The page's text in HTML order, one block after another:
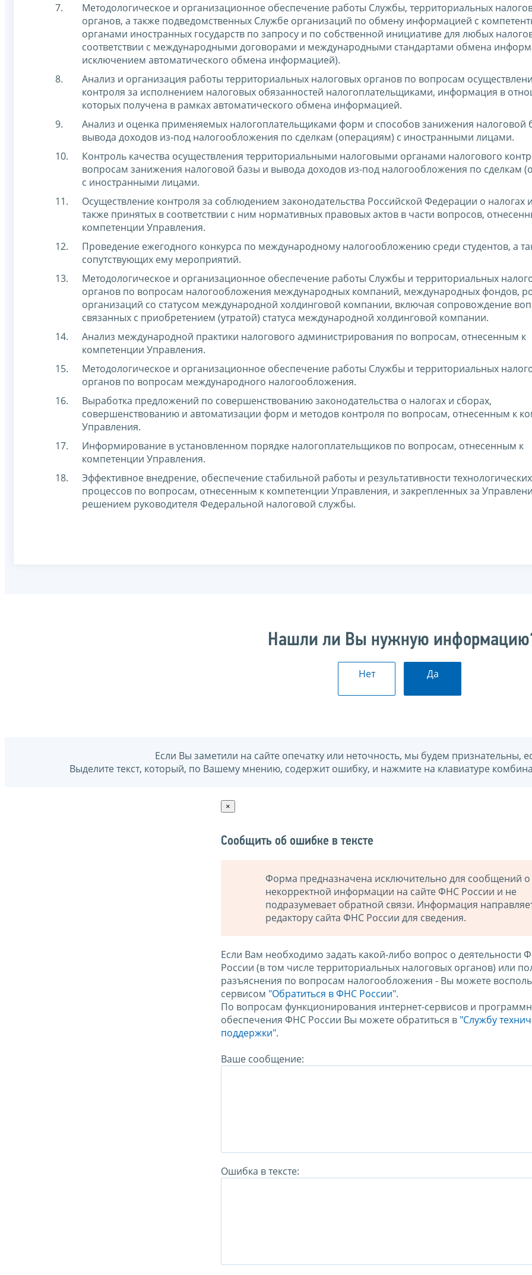
Методологическое и организационное обеспечение работы Службы, территориальных
органов, а также подведомственных Службе организаций по обмену информацией с
органами иностранных государств по запросу и по собственной инициативе для любых
соответствии с международными договорами и международными стандартами обмена
исключением автоматического обмена информацией).
Анализ и организация работы территориальных налоговых органов по вопросам
контроля за исполнением налоговых обязанностей налогоплательщиками, информация в
которых получена в рамках автоматического обмена информацией.
Анализ и оценка применяемых налогоплательщиками форм и способов занижения налоговой
вывода доходов из-под налогообложения по сделкам (операциям) с иностранными лицами.
Контроль качества осуществления территориальными налоговыми органами налогового
вопросам занижения налоговой базы и вывода доходов из-под налогообложения по сделкам
с иностранными лицами.
Осуществление контроля за соблюдением законодательства Российской Федерации о налогах
также принятых в соответствии с ним нормативных правовых актов в части вопросов,
компетенции Управления.
Проведение ежегодного конкурса по международному налогообложению среди студентов, а
сопутствующих ему мероприятий.
Методологическое и организационное обеспечение работы Службы и территориальных
органов по вопросам налогообложения международных компаний, международных фондов,
организаций со статусом международной холдинговой компании, включая сопровождение
связанных с приобретением (утратой) статуса международной холдинговой компании.
Анализ международной практики налогового администрирования по вопросам, отнесенным к
компетенции Управления.
Методологическое и организационное обеспечение работы Службы и территориальных
органов по вопросам международного налогообложения.
Выработка предложений по совершенствованию законодательства о налогах и сборах,
совершенствованию и автоматизации форм и методов контроля по вопросам, отнесенным к
Управления.
Информирование в установленном порядке налогоплательщиков по вопросам, отнесенным к
компетенции Управления.
Эффективное внедрение, обеспечение стабильной работы и результативности технологических
процессов по вопросам, отнесенным к компетенции Управления, и закрепленных за
решением руководителя Федеральной налоговой службы.
Нашли ли Вы нужную
Нет Да
Если Вы заметили на сайте опечатку или неточность, мы будем признательны,
Выделите текст, который, по Вашему мнению, содержит ошибку, и нажмите на клавиатуре
×
Сообщить об ошибке в тексте
Форма предназначена исключительно для сообщений о
некорректной информации на сайте ФНС России и не
подразумевает обратной связи. Информация
редактору сайта ФНС России для сведения.
Если Вам необходимо задать какой-либо вопрос о деятельности
России (в том числе территориальных налоговых органов) или
разъяснения по вопросам налогообложения - Вы можете
сервисом "Обратиться в ФНС России".
По вопросам функционирования интернет-сервисов и
обеспечения ФНС России Вы можете обратиться в "Службу
поддержки".
Ваше сообщение:
Ошибка в тексте: